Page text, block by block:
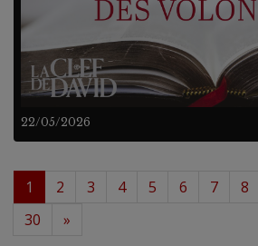
22/05/2026
1 2 3 4 5 6 7 8
30
»